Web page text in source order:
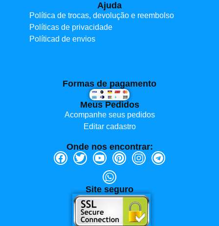
Ajuda
Política de trocas, devolução e reembolso
Políticas de privacidade
Políticad de envios
Formas de pagamento
Meus Pedidos
Acompanhe seus pedidos
Editar cadastro
Onde nos encontrar:
Site seguro